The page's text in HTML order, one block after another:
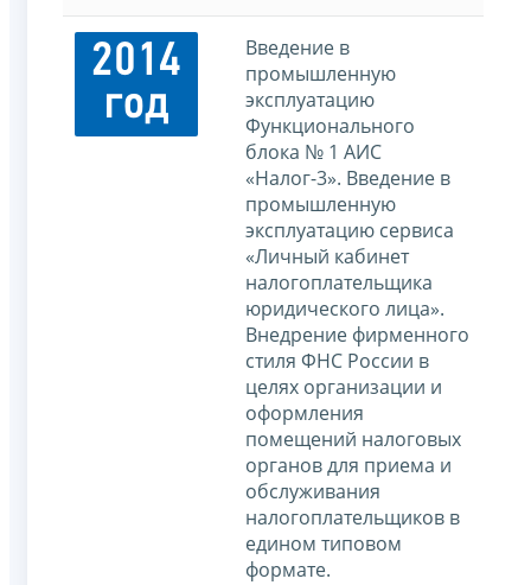
2014
год
Введение в
промышленную
эксплуатацию
Функционального
блока № 1 АИС
«Налог-3». Введение в
промышленную
эксплуатацию сервиса
«Личный кабинет
налогоплательщика
юридического лица».
Внедрение фирменного
стиля ФНС России в
целях организации и
оформления
помещений налоговых
органов для приема и
обслуживания
налогоплательщиков в
едином типовом
формате.